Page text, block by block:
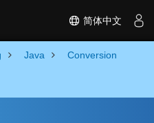
简体中文
Java Conversion